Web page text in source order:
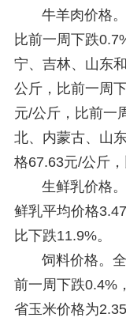
牛羊肉价格
比前一周下跌
宁、吉林、山东
公斤，比前一周
元/公斤，比前一
北、内蒙古、山
格67.63元/公斤，
生鲜乳价格
鲜乳平均价格
比下跌11.9%。
饲料价格。
前一周下跌0.4%
省玉米价格为